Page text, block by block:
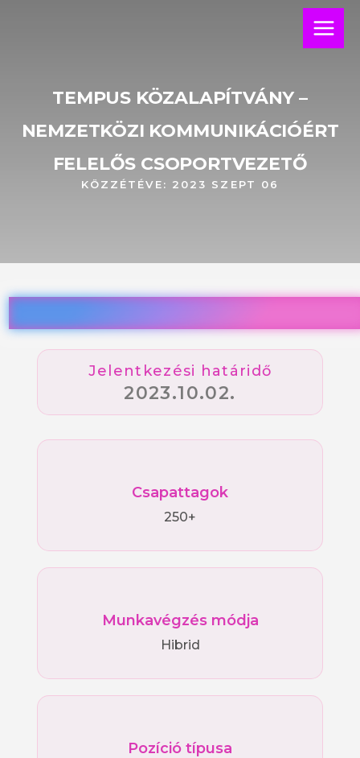
Main
Menu
TEMPUS KÖZALAPÍTVÁNY –
NEMZETKÖZI KOMMUNIKÁCIÓÉRT
FELELŐS CSOPORTVEZETŐ
KÖZZÉTÉVE: 2023 SZEPT 06
Jelentkezési határidő
2023.10.02.
Csapattagok
250+
Munkavégzés módja
Hibrid
Pozíció típusa